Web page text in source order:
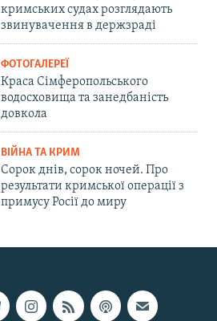
кримських судах розглядають
звинувачення в держзраді
ФОТОГАЛЕРЕЇ
Краса Сімферопольського
водосховища та занедбаність
довкола
ВІЙНА ТА КРИМ
Сорок днів, сорок ночей. Про
результати кримської операції з
примусу Росії до миру